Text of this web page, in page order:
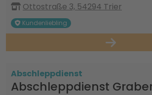
Ottostraße 3, 54294 Trier
Kundenliebling
Abschleppdienst
Abschleppdienst